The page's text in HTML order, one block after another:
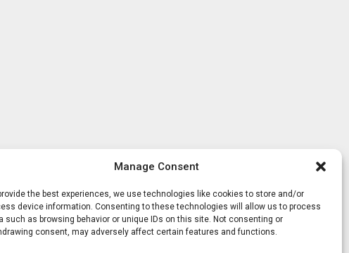
Manage Consent
the best experiences, we use technologies like cookies to store and/or
device information. Consenting to these technologies will allow us to process
such as browsing behavior or unique IDs on this site. Not consenting or
consent, may adversely affect certain features and functions.